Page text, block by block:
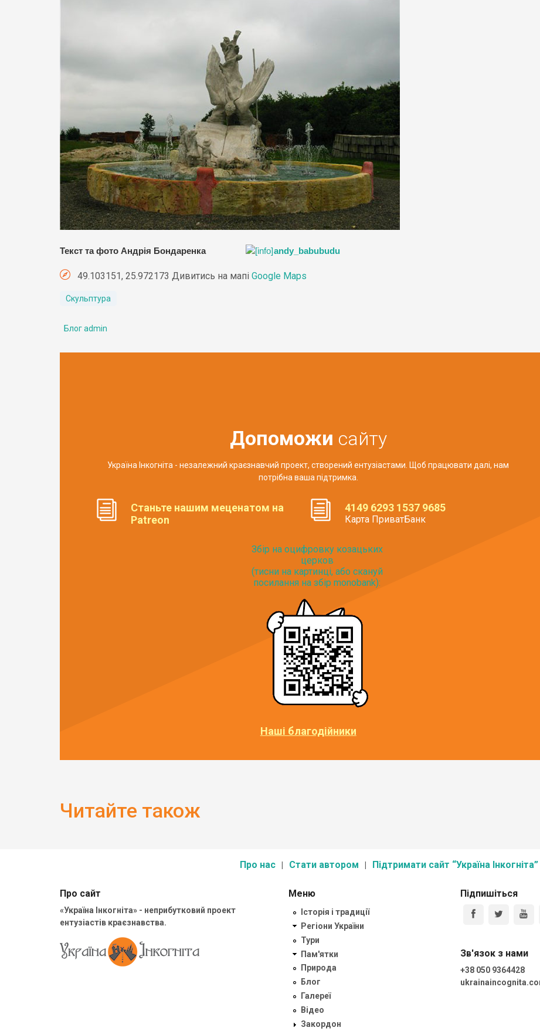
Текст та фото Андрія Бондаренка andy_babubudu
49.103151, 25.972173 Дивитись на мапі Google Maps
Скульптура
Блог admin
Допоможи сайту
Україна Інкогніта - незалежний краєзнавчий проект, створений ентузіастами. Щоб працювати далі, нам
потрібна ваша підтримка.
Станьте нашим меценатом на
Patreon
4149 6293 1537 9685
Карта ПриватБанк
Збір на оцифровку козацьких
церков
(тисни на картинці, або скануй
посилання на збір monobank):
Наші благодійники
Читайте також
Про нас Стати автором Підтримати сайт “Україна Інкогніта”
Про сайт
«Україна Інкогніта» - неприбутковий проект
ентузіастів краєзнавства.
Меню
Історія і традиції
Регіони України
Тури
Пам'ятки
Природа
Блог
Галереї
Відео
Закордон
Підпишіться
Зв'язок з нами
+38 050 9364428